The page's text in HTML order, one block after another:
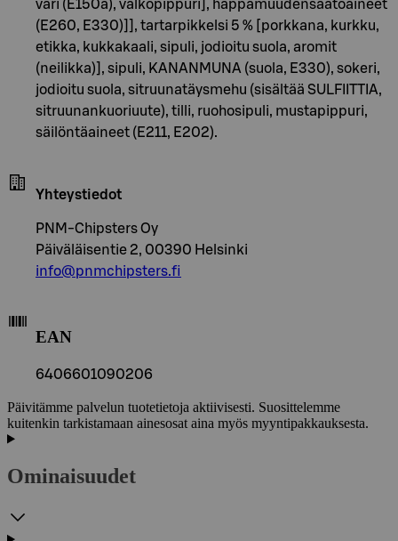
väri (E150a), valkopippuri], happamuudensäätöaineet
(E260, E330)]], tartarpikkelsi 5 % [porkkana, kurkku,
etikka, kukkakaali, sipuli, jodioitu suola, aromit
(neilikka)], sipuli, KANANMUNA (suola, E330), sokeri,
jodioitu suola, sitruunatäysmehu (sisältää SULFIITTIA,
sitruunankuoriuute), tilli, ruohosipuli, mustapippuri,
säilöntäaineet (E211, E202).
Yhteystiedot
PNM-Chipsters Oy
Päiväläisentie 2, 00390 Helsinki
info@pnmchipsters.fi
EAN
6406601090206
Päivitämme palvelun tuotetietoja aktiivisesti. Suosittelemme
kuitenkin tarkistamaan ainesosat aina myös myyntipakkauksesta.
Ominaisuudet